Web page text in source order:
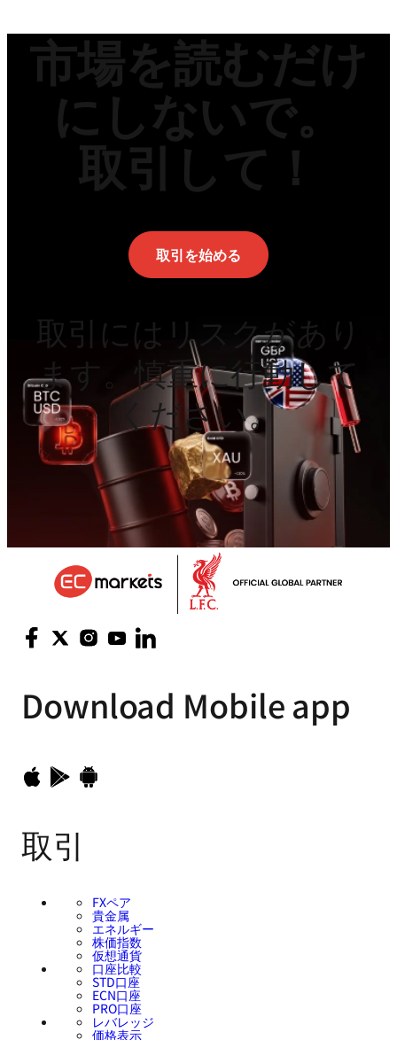
市場を読むだけ
にしないで。
取引して！
取引を始める
取引にはリスクがあり
ます。慎重に行動して
ください。
Download Mobile app
取引
FXペア
貴金属
エネルギー
株価指数
仮想通貨
口座比較
STD口座
ECN口座
PRO口座
レバレッジ
価格表示